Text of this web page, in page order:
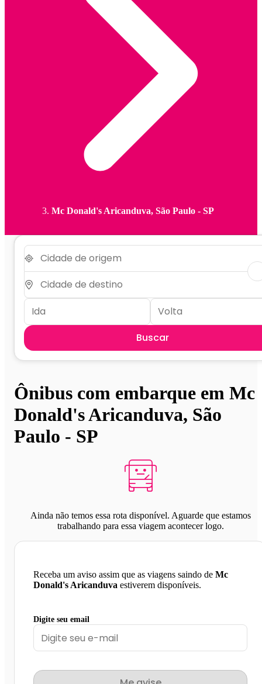
Mc Donald's Aricanduva, São Paulo - SP
Buscar
Ônibus com embarque em Mc
Donald's Aricanduva, São
Paulo - SP
Ainda não temos essa rota disponível. Aguarde que estamos
trabalhando para essa viagem acontecer logo.
Receba um aviso assim que as viagens saindo de Mc
Donald's Aricanduva estiverem disponíveis.
Digite seu email